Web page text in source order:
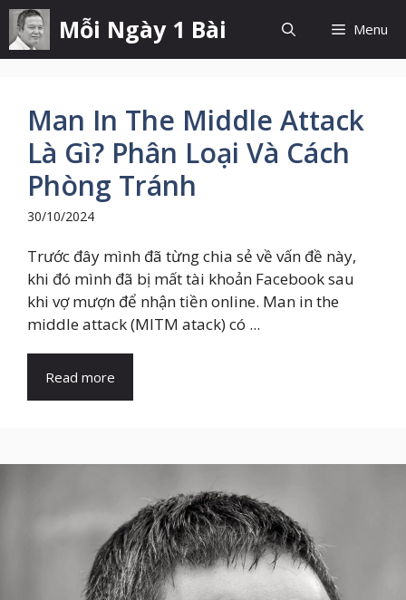
Chuyển
đến
nội
Mỗi Ngày 1 Bài Menu
Man In The Middle Attack
Là Gì? Phân Loại Và Cách
Phòng Tránh
30/10/2024
Trước đây mình đã từng chia sẻ về vấn đề này,
khi đó mình đã bị mất tài khoản Facebook sau
khi vợ mượn để nhận tiền online. Man in the
middle attack (MITM atack) có ...
Read more